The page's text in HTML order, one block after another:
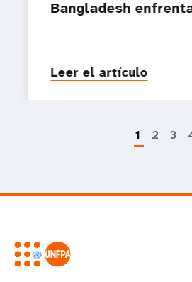
Bangladesh
Leer el artículo
1 2 3